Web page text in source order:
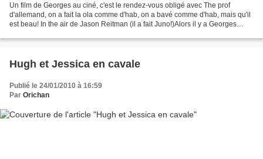
Un film de Georges au ciné, c'est le rendez-vous obligé avec The prof
d'allemand, on a fait la ola comme d'hab, on a bavé comme d'hab, mais qu'il
est beau! In the air de Jason Reitman (il a fait Juno!)Alors il y a Georges
Hugh et Jessica en cavale
Publié le 24/01/2010 à 16:59
Par Orichan